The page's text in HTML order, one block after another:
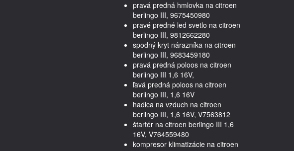
pravá predná hmlovka na citroen
berlingo III, 9675450980
pravé predné led svetlo na citroen
berlingo III, 9812662280
spodný kryt nárazníka na citroen
berlingo III, 9683459180
pravá predná poloos na citroen
berlingo III 1,6 16V,
ľavá predná poloos na citroen
berlingo III, 1,6 16V
hadica na vzduch na citroen
berlingo III, 1,6 16V, V7563812
štartér na citroen berlingo III 1,6
16V, V764559480
kompresor klimatizácie na citroen